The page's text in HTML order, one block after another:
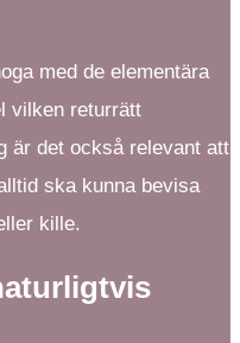
med de elementära
vilken returrätt
är det också relevant att
ska kunna bevisa
kille.